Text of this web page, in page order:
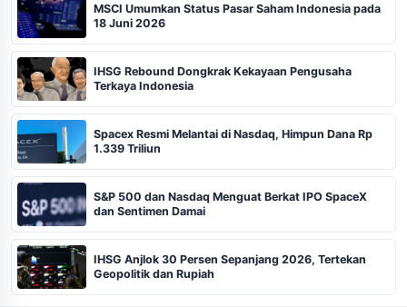
MSCI Umumkan Status Pasar Saham Indonesia pada
18 Juni 2026
IHSG Rebound Dongkrak Kekayaan Pengusaha
Terkaya Indonesia
Spacex Resmi Melantai di Nasdaq, Himpun Dana Rp
1.339 Triliun
S&P 500 dan Nasdaq Menguat Berkat IPO SpaceX
dan Sentimen Damai
IHSG Anjlok 30 Persen Sepanjang 2026, Tertekan
Geopolitik dan Rupiah